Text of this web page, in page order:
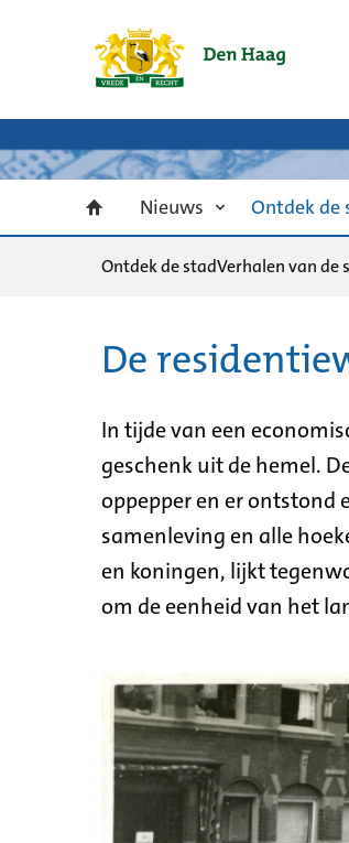
Nieuws Ontdek de
Ontdek de stadVerhalen van de
De
In tijde van een
geschenk uit de hemel.
oppepper en er ontstond
samenleving en alle
en koningen, lijkt
om de eenheid van het